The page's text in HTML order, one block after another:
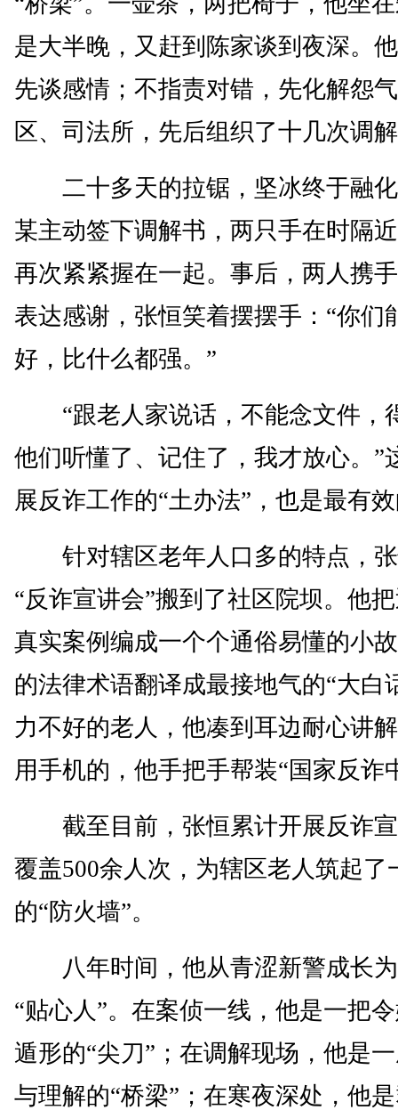
是大半晚，又赶到陈家谈到夜深。
先谈感情；不指责对错，先化解怨
区、司法所，先后组织了十几次调
二十多天的拉锯，坚冰终于融化
某主动签下调解书，两只手在时隔
再次紧紧握在一起。事后，两人携
表达感谢，张恒笑着摆摆手：“你们
好，比什么都强。”
“跟老人家说话，不能念文件，
他们听懂了、记住了，我才放心。”
展反诈工作的“土办法”，也是最有
针对辖区老年人口多的特点，张
“反诈宣讲会”搬到了社区院坝。他
真实案例编成一个个通俗易懂的小
的法律术语翻译成最接地气的“大白
力不好的老人，他凑到耳边耐心讲
用手机的，他手把手帮装“国家反诈
截至目前，张恒累计开展反诈宣
覆盖500余人次，为辖区老人筑起了
的“防火墙”。
八年时间，他从青涩新警成长为
“贴心人”。在案侦一线，他是一把
遁形的“尖刀”；在调解现场，他是
与理解的“桥梁”；在寒夜深处，他